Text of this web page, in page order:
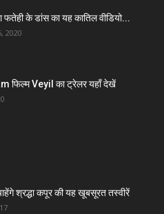
फतेही के डांस का यह कातिल वीडियो...
2020
फिल्म Veyil का ट्रेलर यहाँ देखें
श्रद्धा कपूर की यह खूबसूरत तस्वीरें